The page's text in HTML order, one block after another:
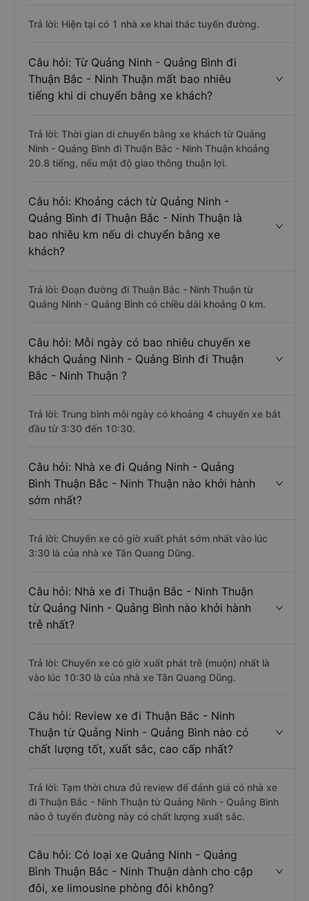
Trả lời: Hiện tại có 1 nhà xe khai thác tuyến đường.
Câu hỏi: Từ Quảng Ninh - Quảng Bình đi
Thuận Bắc - Ninh Thuận mất bao nhiêu
tiếng khi di chuyển bằng xe khách?
Trả lời: Thời gian di chuyển bằng xe khách từ Quảng
Ninh - Quảng Bình đi Thuận Bắc - Ninh Thuận khoảng
20.8 tiếng, nếu mật độ giao thông thuận lợi.
Câu hỏi: Khoảng cách từ Quảng Ninh -
Quảng Bình đi Thuận Bắc - Ninh Thuận là
bao nhiêu km nếu di chuyển bằng xe
khách?
Trả lời: Đoạn đường đi Thuận Bắc - Ninh Thuận từ
Quảng Ninh - Quảng Bình có chiều dài khoảng 0 km.
Câu hỏi: Mỗi ngày có bao nhiêu chuyến xe
khách Quảng Ninh - Quảng Bình đi Thuận
Bắc - Ninh Thuận ?
Trả lời: Trung bình mỗi ngày có khoảng 4 chuyến xe bắt
đầu từ 3:30 đến 10:30.
Câu hỏi: Nhà xe đi Quảng Ninh - Quảng
Bình Thuận Bắc - Ninh Thuận nào khởi hành
sớm nhất?
Trả lời: Chuyến xe có giờ xuất phát sớm nhất vào lúc
3:30 là của nhà xe Tân Quang Dũng.
Câu hỏi: Nhà xe đi Thuận Bắc - Ninh Thuận
từ Quảng Ninh - Quảng Bình nào khởi hành
trễ nhất?
Trả lời: Chuyến xe có giờ xuất phát trễ (muộn) nhất là
vào lúc 10:30 là của nhà xe Tân Quang Dũng.
Câu hỏi: Review xe đi Thuận Bắc - Ninh
Thuận từ Quảng Ninh - Quảng Bình nào có
chất lượng tốt, xuất sắc, cao cấp nhất?
Trả lời: Tạm thời chưa đủ review để đánh giá có nhà xe
đi Thuận Bắc - Ninh Thuận từ Quảng Ninh - Quảng Bình
nào ở tuyến đường này có chất lượng xuất sắc.
Câu hỏi: Có loại xe Quảng Ninh - Quảng
Bình Thuận Bắc - Ninh Thuận dành cho cặp
đôi, xe limousine phòng đôi không?